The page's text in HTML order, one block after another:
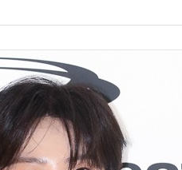
AI Native Enterprise를 지원하는 AI Ready Data 플랫폼 활용 전략